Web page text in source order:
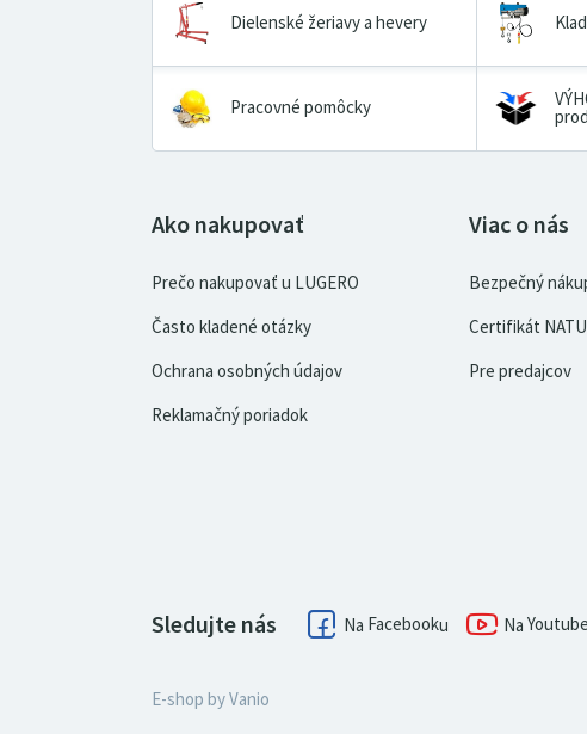
Dielenské žeriavy a hevery
Pracovné pomôcky
Ako nakupovať
Prečo nakupovať u LUGERO
Často kladené otázky
Ochrana osobných údajov
Reklamačný poriadok
Viac o nás
Bezpečný
Certifikát
Pre predajcov
Sledujte nás Facebook Youtube
E-shop byVanio